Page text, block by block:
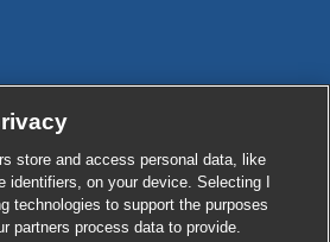
External
store and access personal data, like
identifiers, on your device. Selecting I
technologies to support the purposes
partners process data to provide.